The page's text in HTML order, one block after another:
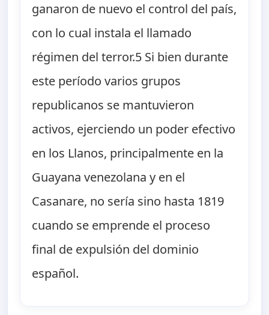
ganaron de nuevo el control del país,
con lo cual instala el llamado
régimen del terror.5 Si bien durante
este período varios grupos
republicanos se mantuvieron
activos, ejerciendo un poder efectivo
en los Llanos, principalmente en la
Guayana venezolana y en el
Casanare, no sería sino hasta 1819
cuando se emprende el proceso
final de expulsión del dominio
español.